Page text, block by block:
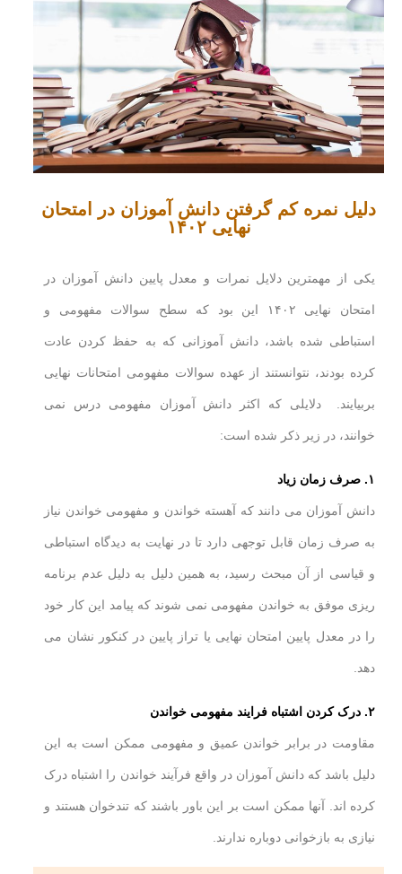
دلیل نمره کم گرفتن دانش آموزان در امتحان
نهایی ۱۴۰۲
یکی از مهمترین دلایل نمرات و معدل پایین دانش آموزان در
امتحان نهایی ۱۴۰۲ این بود که سطح سوالات مفهومی و
استباطی شده باشد، دانش آموزانی که به حفظ کردن عادت
کرده بودند، نتوانستند از عهده سوالات مفهومی امتحانات نهایی
بربیایند. دلایلی که اکثر دانش آموزان مفهومی درس نمی
خوانند، در زیر ذکر شده است:
۱. صرف زمان زیاد
دانش آموزان می دانند که آهسته خواندن و مفهومی خواندن نیاز
به صرف زمان قابل توجهی دارد تا در نهایت به دیدگاه استباطی
و قیاسی از آن مبحث رسید، به همین دلیل به دلیل عدم برنامه
ریزی موفق به خواندن مفهومی نمی شوند که پیامد این کار خود
را در معدل پایین امتحان نهایی یا تراز پایین در کنکور نشان می
دهد.
۲. درک کردن اشتباه فرایند مفهومی خواندن
مقاومت در برابر خواندن عمیق و مفهومی ممکن است به این
دلیل باشد که دانش آموزان در واقع فرآیند خواندن را اشتباه درک
کرده اند. آنها ممکن است بر این باور باشند که تندخوان هستند و
نیازی به بازخوانی دوباره ندارند.